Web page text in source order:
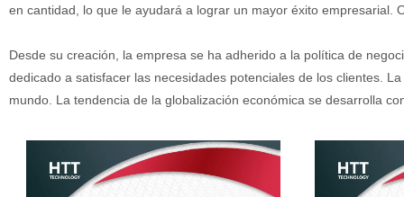
en cantidad, lo que le ayudará a lograr un mayor éxito empresarial.
Desde su creación, la empresa se ha adherido a la política de
dedicado a satisfacer las necesidades potenciales de los clientes.
mundo. La tendencia de la globalización económica se desarrolla